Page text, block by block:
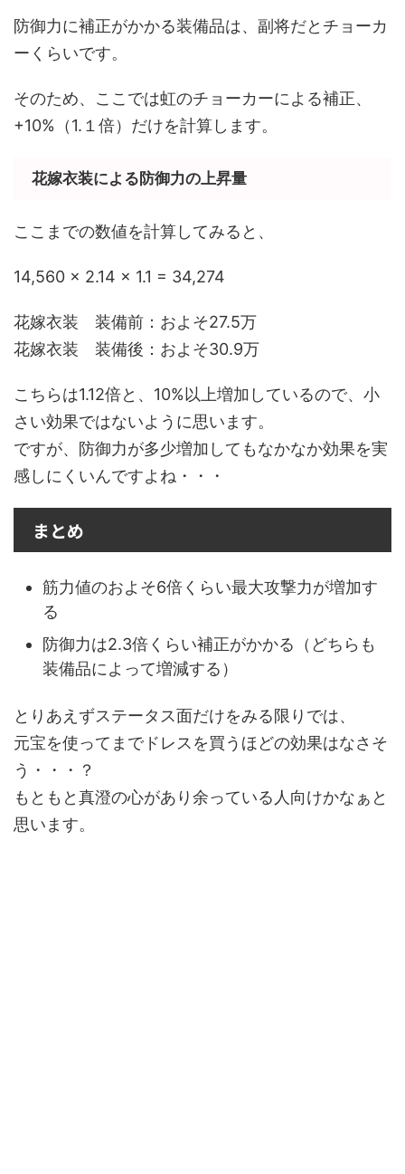
防御力に補正がかかる装備品は、副将だとチョーカ
ーくらいです。
そのため、ここでは虹のチョーカーによる補正、
+10%（1.１倍）だけを計算します。
花嫁衣装による防御力の上昇量
ここまでの数値を計算してみると、
14,560 × 2.14 × 1.1 = 34,274
花嫁衣装 装備前：およそ27.5万
花嫁衣装 装備後：およそ30.9万
こちらは1.12倍と、10%以上増加しているので、小
さい効果ではないように思います。
ですが、防御力が多少増加してもなかなか効果を実
感しにくいんですよね・・・
まとめ
筋力値のおよそ6倍くらい最大攻撃力が増加す
る
防御力は2.3倍くらい補正がかかる（どちらも
装備品によって増減する）
とりあえずステータス面だけをみる限りでは、
元宝を使ってまでドレスを買うほどの効果はなさそ
う・・・？
もともと真澄の心があり余っている人向けかなぁと
思います。